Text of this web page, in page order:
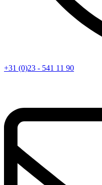
+31 (0)23 - 541 11 90